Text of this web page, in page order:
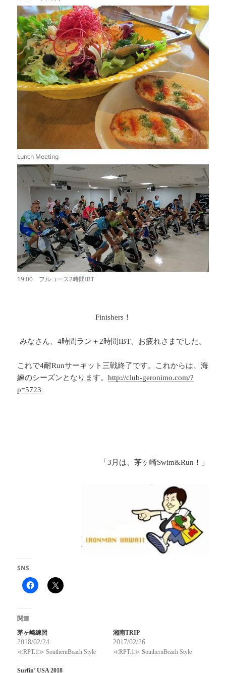
Lunch Meeting
19:00 フルコース2時間IBT
Finishers！
みなさん、4時間ラン＋2時間IBT、お疲れさまでした。
これで4耐Runサーキット三戦終了です。これからは、海
練のシーズンとなります。http://club-geronimo.com/?
p=5723
「3月は、茅ヶ崎Swim&Run！」
SNS
関連
茅ヶ崎練習
2018/02/24
≪RPT.1≫ SouthernBeach Style
湘南TRIP
2017/02/26
≪RPT.1≫ SouthernBeach Style
Surfin’ USA 2018